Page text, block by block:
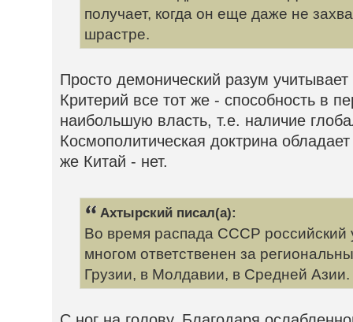
получает, когда он еще даже не
шрастре.
Просто демонический разум
Критерий все тот же - способность в
наибольшую власть, т.е. наличие
Космополитическая доктрина
же Китай - нет.
Ахтырский писал(а):
Во время распада СССР российский
многом ответственен за
Грузии, в Молдавии, в Средней Азии.